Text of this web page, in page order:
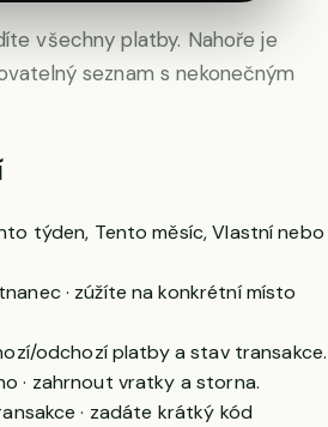
všechny platby. Nahoře je
seznam s nekonečným
týden, Tento měsíc, Vlastní nebo
· zúžíte na konkrétní místo
odchozí platby a stav transakce.
· zahrnout vratky a storna.
· zadáte krátký kód